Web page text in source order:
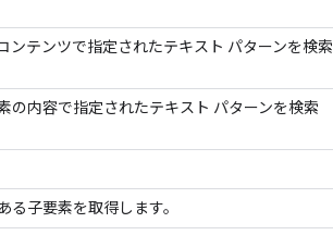
ンテンツで指定されたテキスト パターンを検索
の内容で指定されたテキスト パターンを検索
る子要素を取得します。